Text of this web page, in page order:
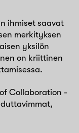
ihmiset saavat
merkityksen
yksilön
on kriittinen
Collaboration -